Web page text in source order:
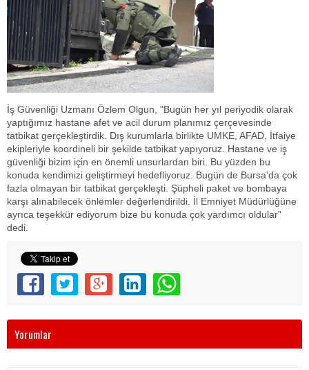
İş Güvenliği Uzmanı Özlem Olgun, "Bugün her yıl periyodik olarak
yaptığımız hastane afet ve acil durum planımız çerçevesinde
tatbikat gerçekleştirdik. Dış kurumlarla birlikte UMKE, AFAD, İtfaiye
ekipleriyle koordineli bir şekilde tatbikat yapıyoruz. Hastane ve iş
güvenliği bizim için en önemli unsurlardan biri. Bu yüzden bu
konuda kendimizi geliştirmeyi hedefliyoruz. Bugün de Bursa'da çok
fazla olmayan bir tatbikat gerçekleşti. Şüpheli paket ve bombaya
karşı alınabilecek önlemler değerlendirildi. İl Emniyet Müdürlüğüne
ayrıca teşekkür ediyorum bize bu konuda çok yardımcı oldular"
dedi.
Yorumlar